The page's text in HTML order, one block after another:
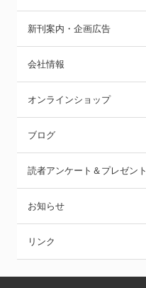
新刊案内・企画広告
会社情報
オンラインショップ
ブログ
読者アンケート＆プレゼント
お知らせ
リンク